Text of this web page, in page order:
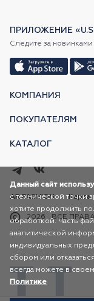
КОМПАНИЯ
ПОКУПАТЕЛЯМ
КАТАЛОГ
ПРИЛОЖЕНИЕ «U.S.
Следите за
2026 ВСЕ
AR FASHION Карта
Данный сайт
с технической точки
хотите продолжить
обработкой. Часть
аналитической
индивидуальных
сбором или
всегда можете в
Политике